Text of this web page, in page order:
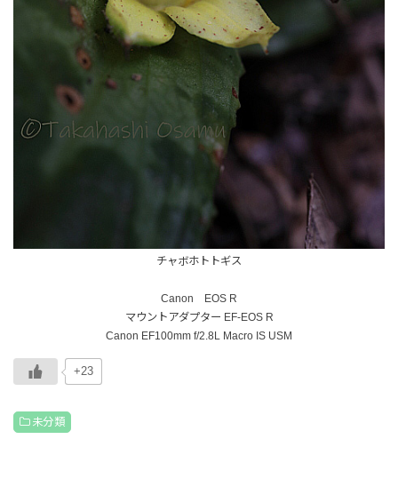
チャボホトトギス
Canon EOS R
マウントアダプター EF-EOS R
Canon EF100mm f/2.8L Macro IS USM
+23
未分類